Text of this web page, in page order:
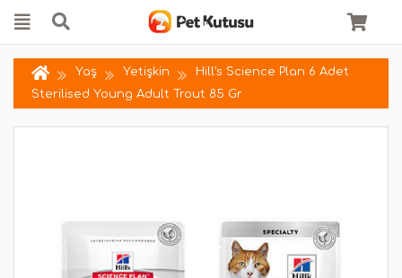
Yaş Yetişkin
Hill's Science Plan 6 Adet
Sterilised Young Adult Trout 85 Gr